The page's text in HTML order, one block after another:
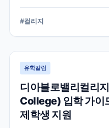
#컬리지
유학칼럼
디아블로밸리컬리
College) 입학 가이
제학생 지원